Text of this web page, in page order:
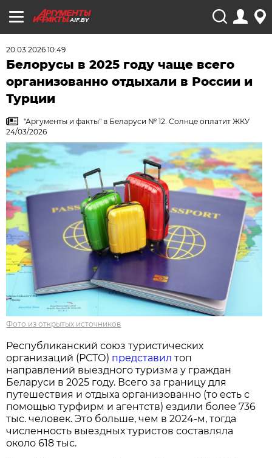
AIF.BY
20.03.2026 10:49
Белорусы в 2025 году чаще всего
организованно отдыхали в России и
Турции
"Аргументы и факты" в Беларуси № 12. Солнце оплатит ЖКУ
24/03/2026
Фото из открытых источников
Республиканский союз туристических
организаций (РСТО) представил топ
направлений выездного туризма у граждан
Беларуси в 2025 году. Всего за границу для
путешествия и отдыха организованно (то есть с
помощью турфирм и агентств) ездили более 736
тыс. человек. Это больше, чем в 2024-м, тогда
численность выездных туристов составляла
около 618 тыс.